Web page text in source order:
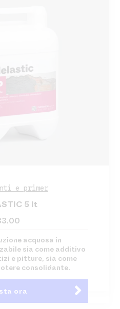
e primer
5 lt
acquosa in
sia come additivo
e pitture, sia come
consolidante.
ora